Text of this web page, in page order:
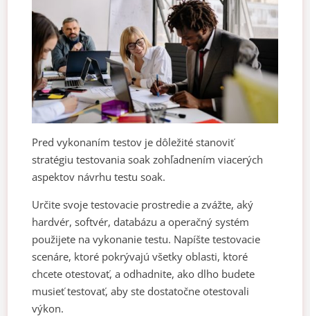
Pred vykonaním testov je dôležité stanoviť
stratégiu testovania soak zohľadnením viacerých
aspektov návrhu testu soak.
Určite svoje testovacie prostredie a zvážte, aký
hardvér, softvér, databázu a operačný systém
použijete na vykonanie testu. Napíšte testovacie
scenáre, ktoré pokrývajú všetky oblasti, ktoré
chcete otestovať, a odhadnite, ako dlho budete
musieť testovať, aby ste dostatočne otestovali
výkon.